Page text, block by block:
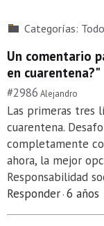
Categorías:
Un comentario
en cuarentena?"
#2986 Alejandro
Las primeras tres
cuarentena.
completamente
ahora, la mejor
Responsabilidad
Responder · 6 años